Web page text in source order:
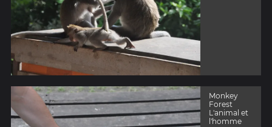
Monkey
Forest
L'animal et
l'homme